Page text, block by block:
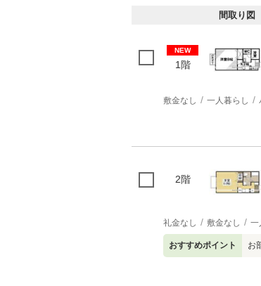
間取り図
NEW
1階
敷金なし 一人暮らし
2階
礼金なし 敷金なし 一
おすすめポイント お